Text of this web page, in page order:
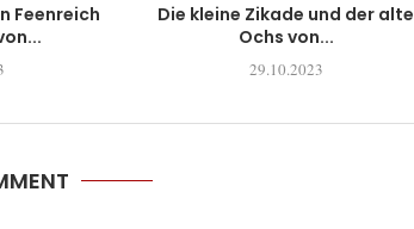
Feenreich
Die kleine Zikade und der alte
Ochs von...
29.10.2023